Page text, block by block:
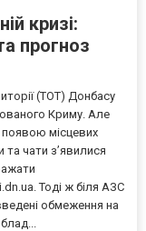
кризі:
прогноз
(ТОТ) Донбасу
Криму. Але
місцевих
та чати з’явилися
Тоді ж біля АЗС
обмеження на